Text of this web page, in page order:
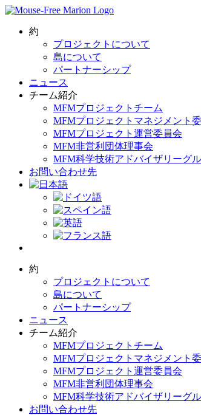
Skip
content約
プロジェクトについて
島について
パートナーシップ
ニュース
チーム紹介
MFMプロジェクトチーム
MFMプロジェクトマネジメント
MFMプロジェクト運営委員会
MFM非営利団体理事会
MFM科学技術アドバイザリーグ
お問い合わせ先
約
プロジェクトについて
島について
パートナーシップ
ニュース
チーム紹介
MFMプロジェクトチーム
MFMプロジェクトマネジメント
MFMプロジェクト運営委員会
MFM非営利団体理事会
MFM科学技術アドバイザリーグ
お問い合わせ先